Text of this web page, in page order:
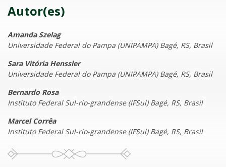
Autor(es)
Amanda Szelag
Universidade Federal do Pampa (UNIPAMPA) Bagé, RS, Brasil
Sara Vitória Henssler
Universidade Federal do Pampa (UNIPAMPA) Bagé, RS, Brasil
Bernardo Rosa
Instituto Federal Sul-rio-grandense (IFSul) Bagé, RS, Brasil
Marcel Corrêa
Instituto Federal Sul-rio-grandense (IFSul) Bagé, RS, Brasil